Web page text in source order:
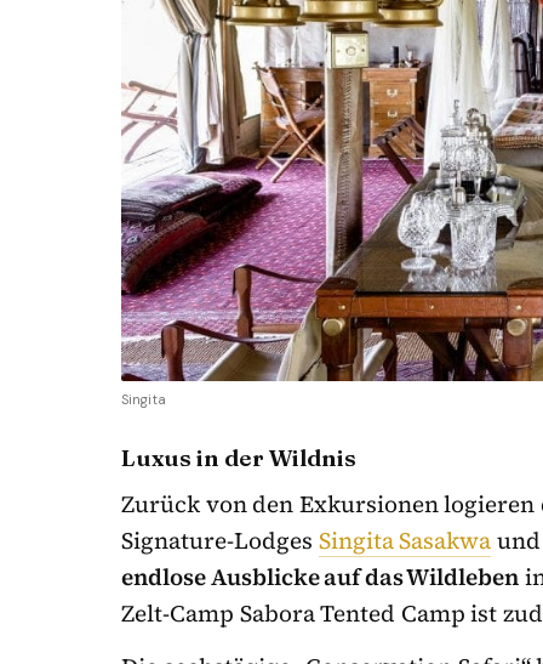
Singita
Luxus in der Wildnis
Zurück von den Exkursionen logieren
Signature-Lodges Singita Sasakwa
endlose Ausblicke auf das Wildleben
Zelt-Camp Sabora Tented Camp ist